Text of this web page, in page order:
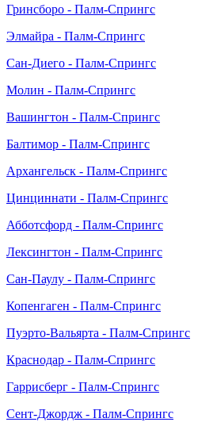
Гринсборо - Палм-Спрингс
Элмайра - Палм-Спрингс
Сан-Диего - Палм-Спрингс
Молин - Палм-Спрингс
Вашингтон - Палм-Спрингс
Балтимор - Палм-Спрингс
Архангельск - Палм-Спрингс
Цинциннати - Палм-Спрингс
Абботсфорд - Палм-Спрингс
Лексингтон - Палм-Спрингс
Сан-Паулу - Палм-Спрингс
Копенгаген - Палм-Спрингс
Пуэрто-Вальярта - Палм-Спрингс
Краснодар - Палм-Спрингс
Гаррисберг - Палм-Спрингс
Сент-Джордж - Палм-Спрингс